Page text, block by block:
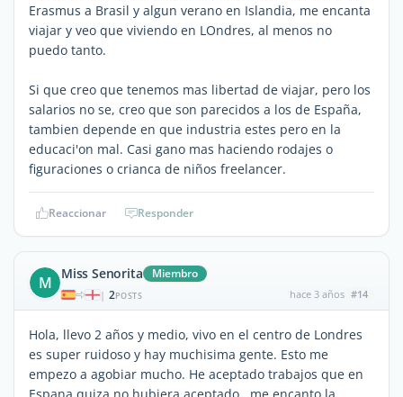
Erasmus a Brasil y algun verano en Islandia, me encanta
viajar y veo que viviendo en LOndres, al menos no
puedo tanto.
Si que creo que tenemos mas libertad de viajar, pero los
salarios no se, creo que son parecidos a los de España,
tambien depende en que industria estes pero en la
educaci'on mal. Casi gano mas haciendo rodajes o
figuraciones o crianca de niños freelancer.
Reaccionar Responder
M Miss Senorita Miembro
| 2POSTS hace 3 años #14
Hola, llevo 2 años y medio, vivo en el centro de Londres
es super ruidoso y hay muchisima gente. Esto me
empezo a agobiar mucho. He aceptado trabajos que en